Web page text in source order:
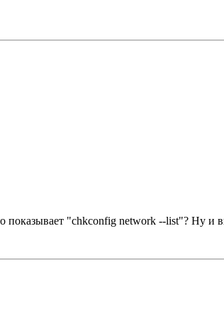
показывает "chkconfig network --list"? Ну и